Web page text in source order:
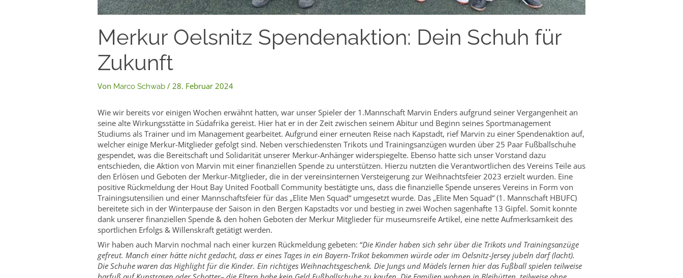
Merkur Oelsnitz Spendenaktion: Dein Schuh für
Zukunft
Von Marco Schwab / 28. Februar 2024
Wie wir bereits vor einigen Wochen erwähnt hatten, war unser Spieler der 1.Mannschaft Marvin Enders aufgrund seiner Vergangenheit an
seine alte Wirkungsstätte in Südafrika gereist. Hier hat er in der Zeit zwischen seinem Abitur und Beginn seines Sportmanagement
Studiums als Trainer und im Management gearbeitet. Aufgrund einer erneuten Reise nach Kapstadt, rief Marvin zu einer Spendenaktion auf,
welcher einige Merkur-Mitglieder gefolgt sind. Neben verschiedensten Trikots und Trainingsanzügen wurden über 25 Paar Fußballschuhe
gespendet, was die Bereitschaft und Solidarität unserer Merkur-Anhänger widerspiegelte. Ebenso hatte sich unser Vorstand dazu
entschieden, die Aktion von Marvin mit einer finanziellen Spende zu unterstützen. Hierzu nutzten die Verantwortlichen des Vereins Teile aus
den Erlösen und Geboten der Merkur-Mitglieder, die in der vereinsinternen Versteigerung zur Weihnachtsfeier 2023 erzielt wurden. Eine
positive Rückmeldung der Hout Bay United Football Community bestätigte uns, dass die finanzielle Spende unseres Vereins in Form von
Trainingsutensilien und einer Mannschaftsfeier für das „Elite Men Squad“ umgesetzt wurde. Das „Elite Men Squad“ (1. Mannschaft HBUFC)
bereitete sich in der Winterpause der Saison in den Bergen Kapstadts vor und bestieg in zwei Wochen sagenhafte 13 Gipfel. Somit konnte
dank unserer finanziellen Spende & den hohen Geboten der Merkur Mitglieder für museumsreife Artikel, eine nette Aufmerksamkeit des
sportlichen Erfolgs & Willenskraft getätigt werden.
Wir haben auch Marvin nochmal nach einer kurzen Rückmeldung gebeten: “Die Kinder haben sich sehr über die Trikots und Trainingsanzüge
gefreut. Manch einer hätte nicht gedacht, dass er eines Tages in ein Bayern-Trikot bekommen würde oder im Oelsnitz-Jersey jubeln darf (lacht).
Die Schuhe waren das Highlight für die Kinder. Ein richtiges Weihnachtsgeschenk. Die Jungs und Mädels lernen hier das Fußball spielen teilweise